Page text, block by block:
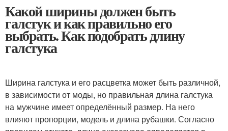
Какой ширины должен быть
галстук и как правильно его
выбрать. Как подобрать длину
галстука
Ширина галстука и его расцветка может быть различной,
в зависимости от моды, но правильная длина галстука
на мужчине имеет определённый размер. На него
влияют пропорции, модель и длина рубашки. Согласно